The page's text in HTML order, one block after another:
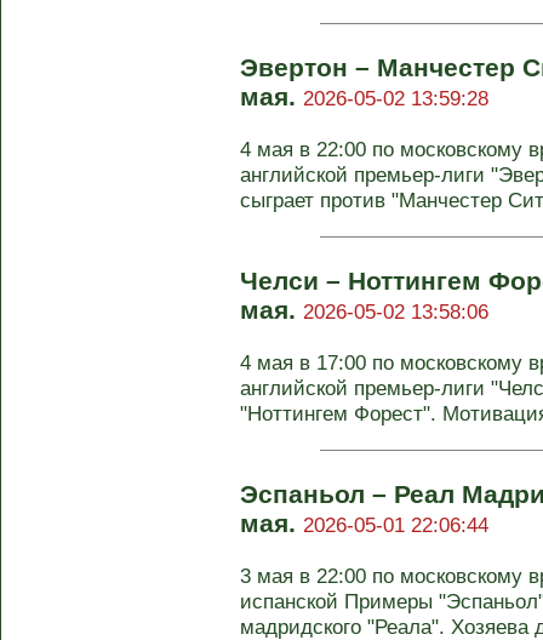
Эвертон – Манчестер
мая. 2026-05-02 13:59:28
4 мая в 22:00 по московскому
английской премьер-лиги
сыграет против "Манчестер
Челси – Ноттингем
мая. 2026-05-02 13:58:06
4 мая в 17:00 по московскому
английской премьер-лиги
"Ноттингем Форест".
Эспаньол – Реал
мая. 2026-05-01 22:06:44
3 мая в 22:00 по московскому
испанской Примеры
мадридского "Реала". Хозяева